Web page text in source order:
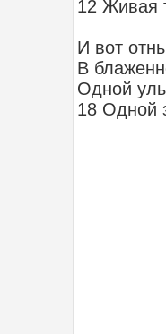
12 Живая
И вот
В
Одной
18 Одной